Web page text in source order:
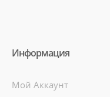
Информация
Мой Аккаунт